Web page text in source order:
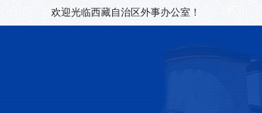
欢迎光临西藏自治区外事办公室！